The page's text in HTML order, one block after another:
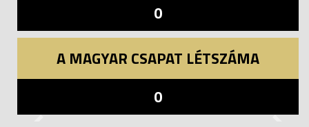
0
A MAGYAR CSAPAT LÉTSZÁMA
0